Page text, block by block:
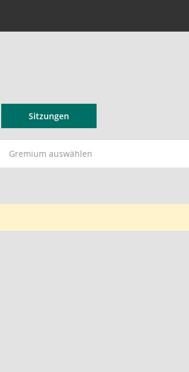
Sitzungen
Gremium auswählen